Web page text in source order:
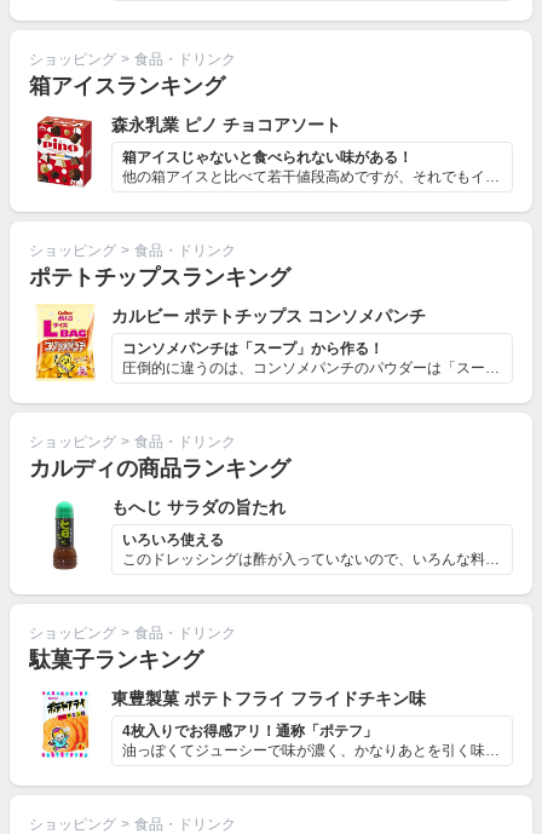
ショッピング > 食品・ドリンク
箱アイスランキング
森永乳業 ピノ チョコアソート
箱アイスじゃないと食べられない味がある！
他の箱アイスと比べて若干値段高めですが、それでもイチオ...
ショッピング > 食品・ドリンク
ポテトチップスランキング
カルビー ポテトチップス コンソメパンチ
コンソメパンチは「スープ」から作る！
圧倒的に違うのは、コンソメパンチのパウダーは「スープか...
ショッピング > 食品・ドリンク
カルディの商品ランキング
もへじ サラダの旨たれ
いろいろ使える
このドレッシングは酢が入っていないので、いろんな料理に...
ショッピング > 食品・ドリンク
駄菓子ランキング
東豊製菓 ポテトフライ フライドチキン味
4枚入りでお得感アリ！通称「ポテフ」
油っぽくてジューシーで味が濃く、かなりあとを引く味わい...
ショッピング > 食品・ドリンク